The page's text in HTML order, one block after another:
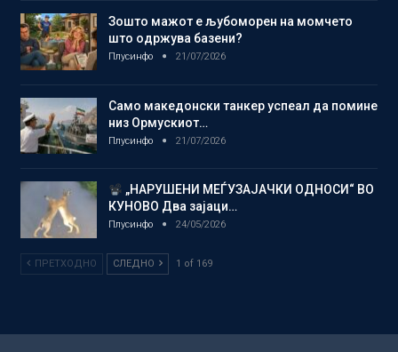
Зошто мажот е љубоморен на момчето
што одржува базени?
Плусинфо 21/07/2026
Само македонски танкер успеал да помине
низ Ормускиот…
Плусинфо 21/07/2026
„НАРУШЕНИ МЕЃУЗАЈАЧКИ ОДНОСИ“ ВО
КУНОВО Два зајаци…
Плусинфо 24/05/2026
ПРЕТХОДНО СЛЕДНО 1 of 169